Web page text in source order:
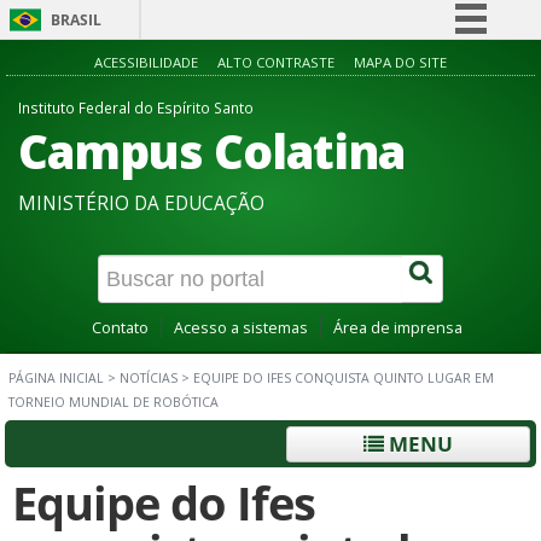
BRASIL
Simplifique!
Acesso à informação
Canais
ACESSIBILIDADE ALTO CONTRASTE MAPA DO SITE
Instituto Federal do Espírito Santo
Campus Colatina
MINISTÉRIO DA EDUCAÇÃO
Contato Acesso a sistemas Área de imprensa
PÁGINA INICIAL > NOTÍCIAS > EQUIPE DO IFES CONQUISTA QUINTO LUGAR EM
TORNEIO MUNDIAL DE ROBÓTICA
MENU
Equipe do Ifes